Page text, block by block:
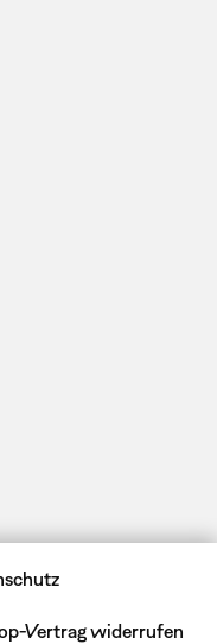
Vertrag widerrufen